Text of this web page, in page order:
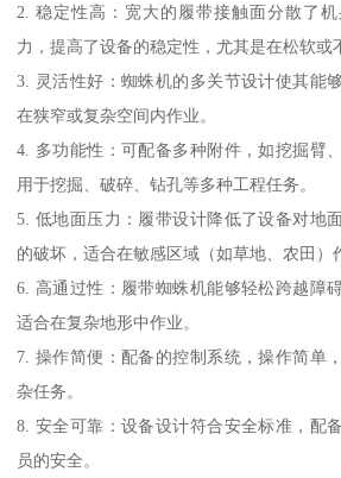
2. 稳定性高：宽大的履带接触面分散了
力，提高了设备的稳定性，尤其是在松软或
3. 灵活性好：蜘蛛机的多关节设计使其能
在狭窄或复杂空间内作业。
4. 多功能性：可配备多种附件，如挖掘臂
用于挖掘、破碎、钻孔等多种工程任务。
5. 低地面压力：履带设计降低了设备对地
的破坏，适合在敏感区域（如草地、农田）
6. 高通过性：履带蜘蛛机能够轻松跨越障
适合在复杂地形中作业。
7. 操作简便：配备的控制系统，操作简单
杂任务。
8. 安全可靠：设备设计符合安全标准，配
员的安全。